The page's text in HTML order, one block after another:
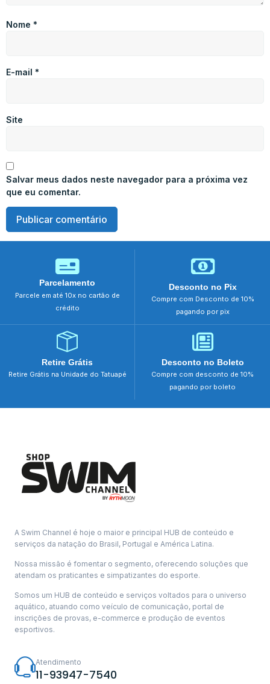
Nome *
E-mail *
Site
Salvar meus dados neste navegador para a próxima vez
que eu comentar.
Parcelamento
Parcele em até 10x no cartão de
crédito
Desconto no Pix
Compre com Desconto de 10%
pagando por pix
Retire Grátis
Retire Grátis na Unidade do Tatuapé
Desconto no Boleto
Compre com desconto de 10%
pagando por boleto
A Swim Channel é hoje o maior e principal HUB de conteúdo e
serviços da natação do Brasil, Portugal e América Latina.
Nossa missão é fomentar o segmento, oferecendo soluções que
atendam os praticantes e simpatizantes do esporte.
Somos um HUB de conteúdo e serviços voltados para o universo
aquático, atuando como veículo de comunicação, portal de
inscrições de provas, e-commerce e produção de eventos
esportivos.
Atendimento
11-93947-7540